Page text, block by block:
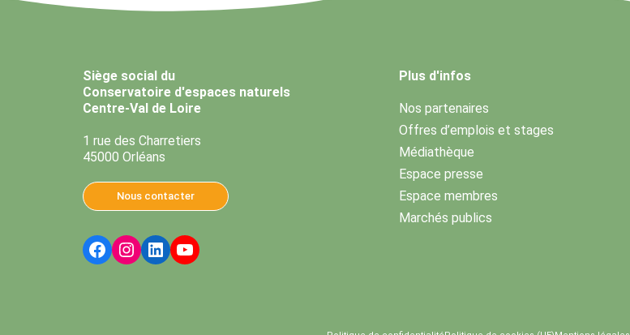
Siège social du
Conservatoire d'espaces naturels
Centre-Val de Loire
1 rue des Charretiers
45000 Orléans
Nous contacter
Plus d'infos
Nos partenaires
Offres d’emplois et stages
Médiathèque
Espace presse
Espace membres
Marchés publics